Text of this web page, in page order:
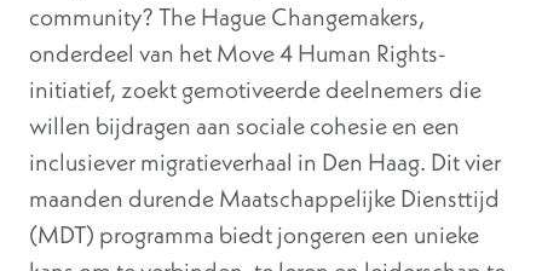
community? The Hague Changemakers,
onderdeel van het Move 4 Human Rights-
initiatief, zoekt gemotiveerde deelnemers die
willen bijdragen aan sociale cohesie en een
inclusiever migratieverhaal in Den Haag. Dit vier
maanden durende Maatschappelijke Diensttijd
(MDT) programma biedt jongeren een unieke